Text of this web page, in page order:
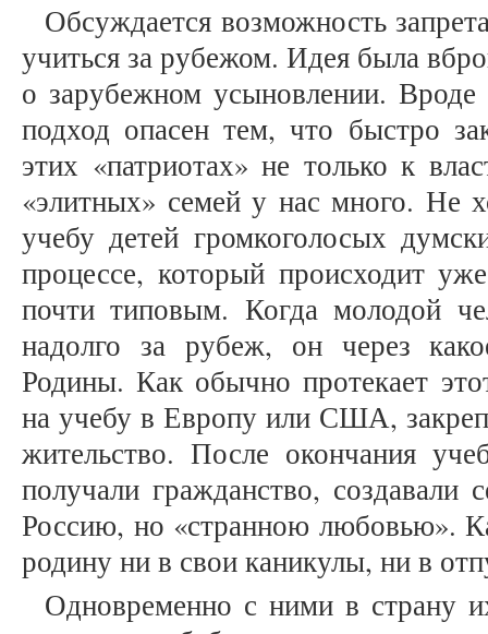
Обсуждается возможность
учиться за рубежом. Идея была
о зарубежном усыновлении.
подход опасен тем, что быстро
этих «патриотах» не только к
«элитных» семей у нас много. Не
учебу детей громкоголосых
процессе, который происходит
почти типовым. Когда молодой
надолго за рубеж, он через
Родины. Как обычно протекает
на учебу в Европу или США,
жительство. После окончания
получали гражданство,
Россию, но «странною любовью».
родину ни в свои каникулы, ни в
Одновременно с ними в страну